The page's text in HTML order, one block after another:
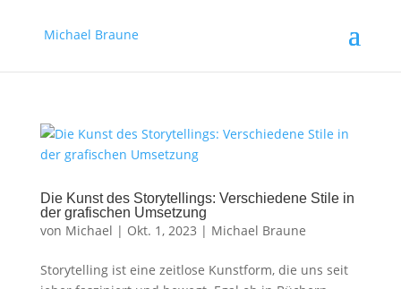
Michael Braune
Die Kunst des Storytellings: Verschiedene Stile in
der grafischen Umsetzung
von Michael | Okt. 1, 2023 | Michael Braune
Storytelling ist eine zeitlose Kunstform, die uns seit